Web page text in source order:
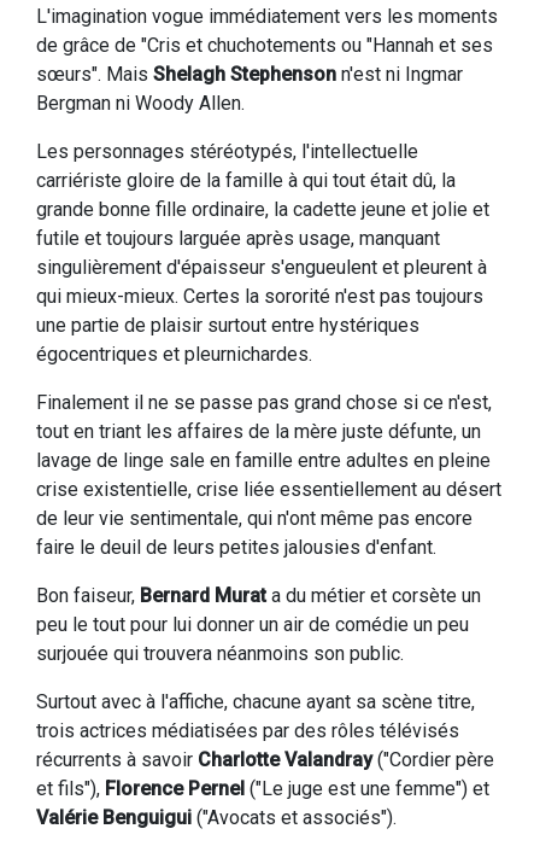
L'imagination vogue immédiatement vers les moments
de grâce de "Cris et chuchotements ou "Hannah et ses
sœurs". Mais Shelagh Stephenson n'est ni Ingmar
Bergman ni Woody Allen.
Les personnages stéréotypés, l'intellectuelle
carriériste gloire de la famille à qui tout était dû, la
grande bonne fille ordinaire, la cadette jeune et jolie et
futile et toujours larguée après usage, manquant
singulièrement d'épaisseur s'engueulent et pleurent à
qui mieux-mieux. Certes la sororité n'est pas toujours
une partie de plaisir surtout entre hystériques
égocentriques et pleurnichardes.
Finalement il ne se passe pas grand chose si ce n'est,
tout en triant les affaires de la mère juste défunte, un
lavage de linge sale en famille entre adultes en pleine
crise existentielle, crise liée essentiellement au désert
de leur vie sentimentale, qui n'ont même pas encore
faire le deuil de leurs petites jalousies d'enfant.
Bon faiseur, Bernard Murata du métier et corsète un
peu le tout pour lui donner un air de comédie un peu
surjouée qui trouvera néanmoins son public.
Surtout avec à l'affiche, chacune ayant sa scène titre,
trois actrices médiatisées par des rôles télévisés
récurrents à savoir Charlotte Valandray("Cordier père
et fils"), Florence Pernel ("Le juge est une femme") et
Valérie Benguigui ("Avocats et associés").